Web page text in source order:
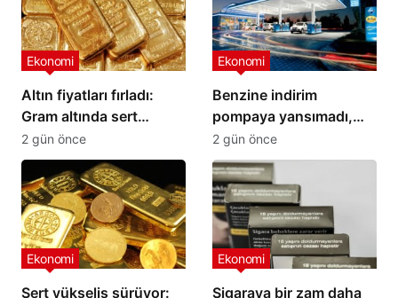
Altın fiyatları fırladı:
Gram altında sert
yükseliş
Ekonomi
2 gün önce
Benzine indirim
pompaya yansımadı,
yeni zam geliyor
Ekonomi
2 gün önce
Sert yükseliş sürüyor:
Ekonomi
Sigaraya bir zam daha
Ekonomi